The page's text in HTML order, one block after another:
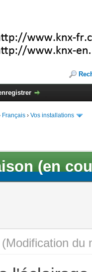
Français › Vos installations
(en
(Modification du